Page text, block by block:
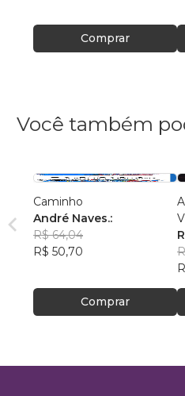
Comprar
Você também
Caminho
André Naves.:
R$ 64,04
R$ 50,70
Comprar